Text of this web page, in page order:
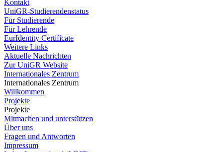
Kontakt
UniGR-Studierendenstatus
Für Studierende
Für Lehrende
EurIdentity Certificate
Weitere Links
Aktuelle Nachrichten
Zur UniGR Website
Internationales Zentrum
Internationales Zentrum
Willkommen
Projekte
Projekte
Mitmachen und unterstützen
Über uns
Fragen und Antworten
Impressum